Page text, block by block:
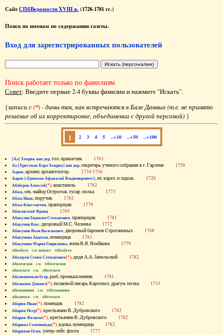
СайтСПбВедомости XVIII в. (1728-1781 гг.)
Поиск по именам по содержанию газеты.
Вход для зарегистрированных пользователей
Поиск работает только по фамилиям
Совет: Введите первые 2-4 буквы фамилии и нажмите "Искать".
{записи с(*)- даны так, как встречаются в Базе Данных (т.е. не принято
решение об их корректировке, объединении с другой персоной) }
1 2 3 4 5 ..+10 ..+50 ..+100
[Аа] Хенрик ван дер, гол. приказчик 1763
Аа [Христиан Карл Хенрик] ван дер, секретарь ученого собрания в г. Гарлеме 1758
Аарон, архиеп. архангелогор. 1734-1736
Аарон [(Еропкин Афанасий Владимирович)], еп. карел. и ладож. 1728
Абабуров Алексей(*), констапель 1782
Абаза, сек.-майор Острогож. гусар. полка 1773
Абаза Иван, поручик 1782
Абаза Константин, прапорщик 1779
Абаковский Франц 1765
Абакулов Евдоким Степанович, прапорщик 1781
Абакумов Влас, дворовый М.С. Челеева 1772
Абакумов Яков Васильевич, дворовый баронов Строгановых 1768
Абакумова Авдотья, помещица 1781
Абакумова Мария Гавриловна, жена В.Я. Воейкова 1779
Абалдуев см. также Оболдуев
Абалдуев Семен Степанович(*), дядя А.А. Запольской 1782
Абаленская см. Оболенская
Абалешев см. Аболешев
Абалишников Егор, рыб. промышленник 1781
Абалыхин Даниил(*), полковой писарь Каргопол. драгун. полка 1733
Абальянинов см. Обольянинов
Абаляшев см. Аболешев
Абарин Иван(*), помещик 1782
Абарин Петр(*), крестьянин В. Дубровского 1782
Абарин Филипп(*), крестьянин В. Дубровского 1782
Абарина Соломонида(*), вдова, помещица 1782
Абаринов Осип, унтер-лейт. флота 1777